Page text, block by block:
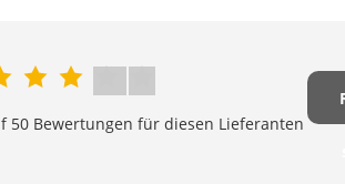
50 Bewertungen für diesen Lieferanten